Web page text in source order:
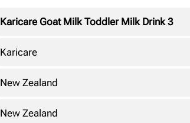
Karicare Goat Milk Toddler Milk Drink 3
Karicare
New Zealand
New Zealand